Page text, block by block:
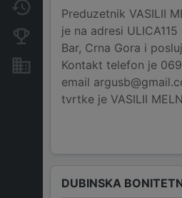
Promjene
Konkurentne kompanije
Nekretnine i imovina
Preduzetnik VASILII
je na adresi ULICA115
Bar, Crna Gora i
Kontakt telefon je
email
tvrtke je VASILII
DUBINSKA